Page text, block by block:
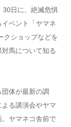
30日に、絶滅危惧
ベント「ヤマネ
クショップなどを
馬について知る
体が最新の調
る講演会やヤマ
ヤマネコ舎前で